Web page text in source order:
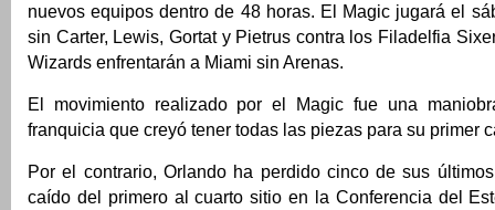
nuevos equipos dentro de 48 horas. El Magic jugará el
sin Carter, Lewis, Gortat y Pietrus contra los Filadelfia
Wizards enfrentarán a Miami sin Arenas.
El movimiento realizado por el Magic fue una
franquicia que creyó tener todas las piezas para su primer
Por el contrario, Orlando ha perdido cinco de sus
caído del primero al cuarto sitio en la Conferencia del